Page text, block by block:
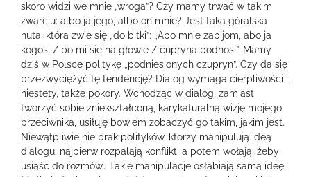
skoro widzi we mnie „wroga”? Czy mamy trwać w takim
zwarciu: albo ja jego, albo on mnie? Jest taka góralska
nuta, która zwie się „do bitki”: „Abo mnie zabijom, abo ja
kogosi / bo mi sie na głowie / cupryna podnosi”. Mamy
dziś w Polsce politykę „podniesionych czupryn”. Czy da się
przezwyciężyć tę tendencję? Dialog wymaga cierpliwości i,
niestety, także pokory. Wchodząc w dialog, zamiast
tworzyć sobie zniekształconą, karykaturalną wizję mojego
przeciwnika, usiłuję bowiem zobaczyć go takim, jakim jest.
Niewątpliwie nie brak polityków, którzy manipulują ideą
dialogu: najpierw rozpalają konflikt, a potem wołają, żeby
usiąść do rozmów… Takie manipulacje osłabiają samą ideę.